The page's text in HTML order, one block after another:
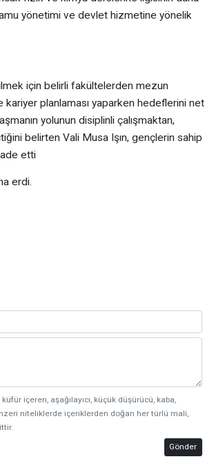
kamu yönetimi ve devlet hizmetine yönelik
için belirli fakültelerden mezun
kariyer planlaması yaparken hedeflerini net
yolunun disiplinli çalışmaktan,
belirten Vali Musa Işın, gençlerin sahip
etti
erdi.
içeren, aşağılayıcı, küçük düşürücü, kaba,
niteliklerde içeriklerden doğan her türlü mali,
Gönder